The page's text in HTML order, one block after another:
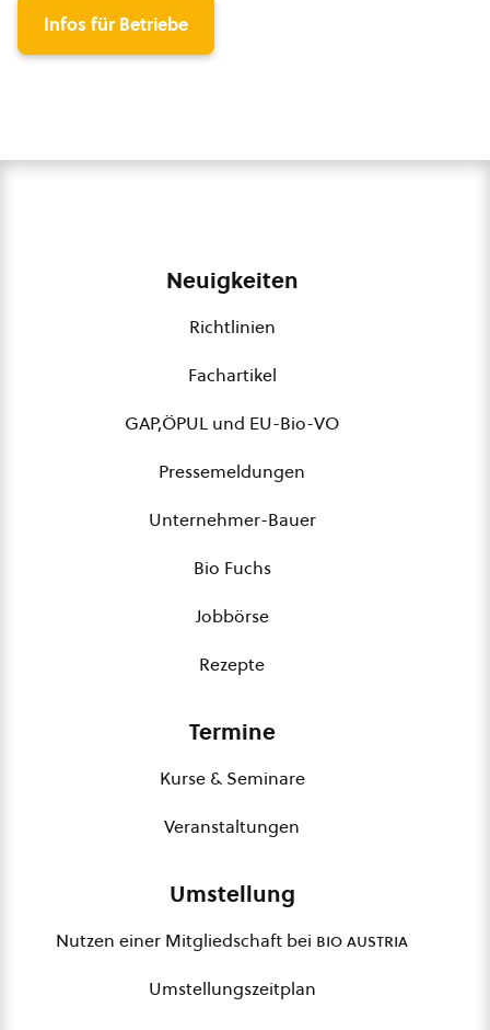
Infos für Betriebe
Neuigkeiten
Richtlinien
Fachartikel
GAP,ÖPUL und EU-Bio-VO
Pressemeldungen
Unternehmer-Bauer
Bio Fuchs
Jobbörse
Rezepte
Termine
Kurse & Seminare
Veranstaltungen
Umstellung
Nutzen einer Mitgliedschaft bei bio austria
Umstellungszeitplan